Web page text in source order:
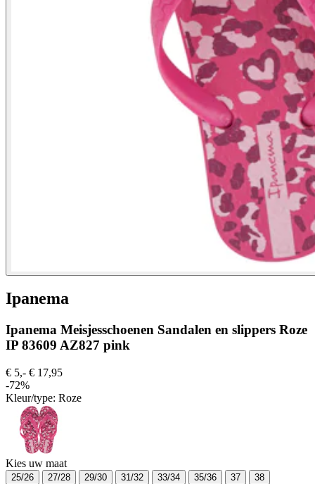
Ipanema
Ipanema Meisjesschoenen Sandalen en slippers Roze
IP 83609 AZ827 pink
€ 5,- € 17,95
-72%
Kleur/type: Roze
Kies uw maat
25/26 27/28 29/30 31/32 33/34 35/36 37 38